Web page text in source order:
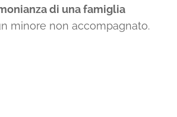
di una famiglia
minore non accompagnato.